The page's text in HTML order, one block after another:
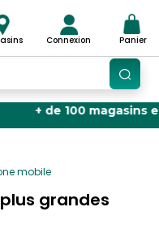
Connexion Panier
+ de 100 magasins en
mobile
grandes